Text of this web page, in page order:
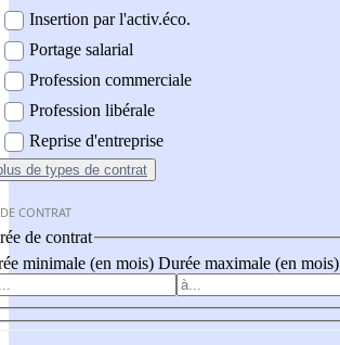
Insertion par l'activ.éco.
Portage salarial
Profession commerciale
Profession libérale
Reprise d'entreprise
de types de contrat
CONTRAT
de contrat
minimale (en mois) Durée maximale (en mois)